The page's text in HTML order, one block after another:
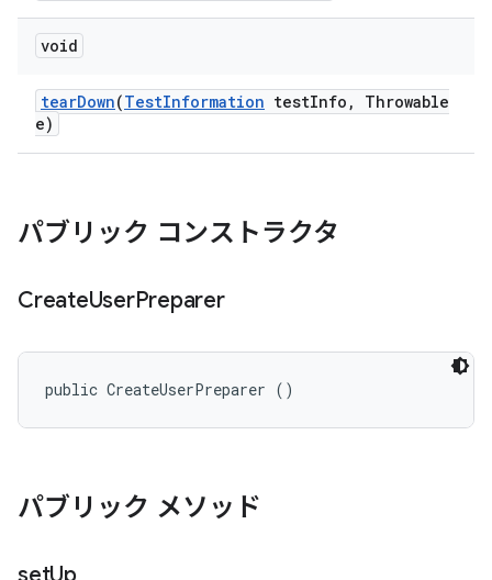
void
tearDown(TestInformation testInfo ,
Throwable
e)
パブリック コンストラクタ
CreateUserPreparer
public CreateUserPreparer ()
パブリック メソッド